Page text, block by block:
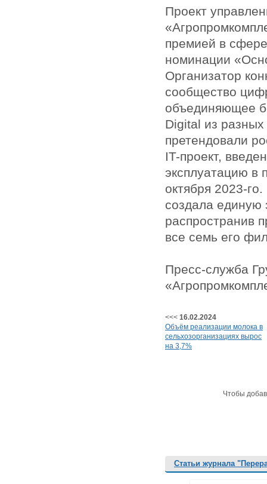
Проект
премией в
номинации
Организатор
сообщество
объединяющее
Digital из
претендовали
IT-проект,
эксплуатацию в
октября 2023-
создала единую
распространив
все семь его
Пресс-служба
<<< 16.02.2024
Объём реализации молока в
сельхозорганизациях вырос
на 3,7%
Чтобы
Статьи журнала